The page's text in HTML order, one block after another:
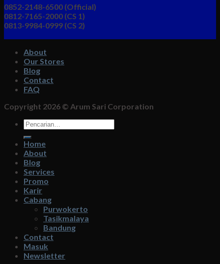
0852-2148-6500 (Official)
0812-7165-2000 (CS 1)
0813-9984-0999 (CS 2)
About
Our Stores
Blog
Contact
FAQ
Copyright 2026 © Arum Sari Corporation
Pencarian
untuk:
Home
About
Blog
Services
Promo
Karir
Cabang
Purwokerto
Tasikmalaya
Bandung
Contact
Masuk
Newsletter